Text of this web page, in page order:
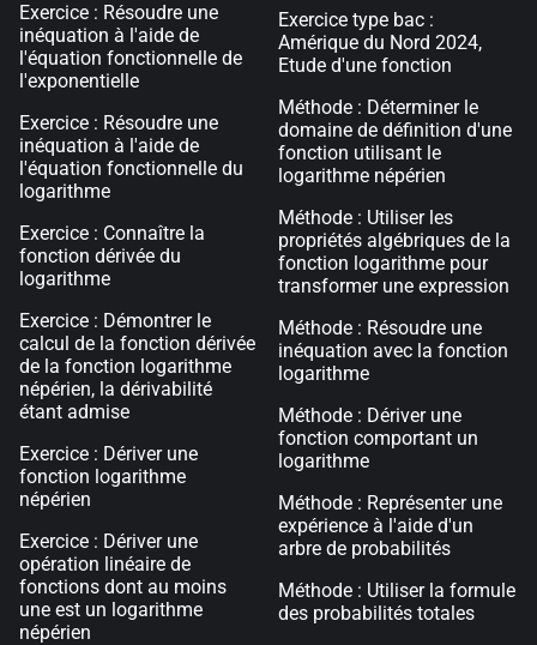
Exercice : Résoudre une
inéquation à l'aide de
l'équation fonctionnelle de
l'exponentielle
Exercice : Résoudre une
inéquation à l'aide de
l'équation fonctionnelle du
logarithme
Exercice : Connaître la
fonction dérivée du
logarithme
Exercice : Démontrer le
calcul de la fonction dérivée
de la fonction logarithme
népérien, la dérivabilité
étant admise
Exercice : Dériver une
fonction logarithme
népérien
Exercice : Dériver une
opération linéaire de
fonctions dont au moins
une est un logarithme
népérien
Exercice type bac :
Amérique du Nord 2024,
Etude d'une fonction
Méthode : Déterminer le
domaine de définition d'une
fonction utilisant le
logarithme népérien
Méthode : Utiliser les
propriétés algébriques de la
fonction logarithme pour
transformer une expression
Méthode : Résoudre une
inéquation avec la fonction
logarithme
Méthode : Dériver une
fonction comportant un
logarithme
Méthode : Représenter une
expérience à l'aide d'un
arbre de probabilités
Méthode : Utiliser la formule
des probabilités totales